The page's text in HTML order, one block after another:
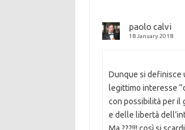
paolo calvi
18 January 2018
Dunque si definisce
legittimo interesse
con possibilità per il
e delle libertà